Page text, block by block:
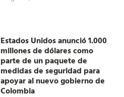
Estados Unidos anunció 1.000
millones de dólares como
parte de un paquete de
medidas de seguridad para
apoyar al nuevo gobierno de
Colombia